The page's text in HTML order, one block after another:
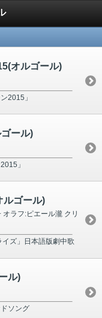
オルゴール)
2015」
ール)
」
ルゴール)
ラフ:ピエール瀧 クリ
ズ」日本語版劇中歌
ル)
ソング